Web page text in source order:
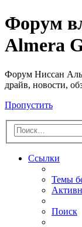
Форум
Almera
Форум Ниссан
драйв, новости,
Пропустить
Ссылки
Темы
Поиск